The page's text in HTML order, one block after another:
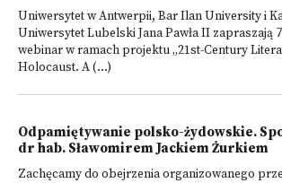
Uniwersytet w Antwerpii, Bar Ilan University i
Uniwersytet Lubelski Jana Pawła II zapraszają
webinar w ramach projektu „21st-Century
Holocaust. A (...)
Odpamiętywanie polsko-żydowskie.
dr hab. Sławomirem Jackiem Żurkiem
Zachęcamy do obejrzenia organizowanego